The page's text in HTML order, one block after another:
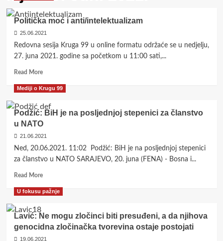
Politička moć i anti/intelektualizam
25.06.2021
Redovna sesija Kruga 99 u online formatu održaće se u nedjelju,
27. juna 2021. godine sa početkom u 11:00 sati,...
Read MoreRead
about
moć
anti/intelektualizam
Mediji o Krugu 99
Podžić: BiH je na posljednjoj stepenici za članstvo
u NATO
21.06.2021
Ned, 20.06.2021. 11:02 Podžić: BiH je na posljednjoj stepenici
za članstvo u NATO SARAJEVO, 20. juna (FENA) - Bosna i...
Read MoreRead
about
BiH
na
U fokusu pažnje
Lavić: Ne mogu zločinci biti presuđeni, a da njihova
genocidna zločinačka tvorevina ostaje postojati
19.06.2021